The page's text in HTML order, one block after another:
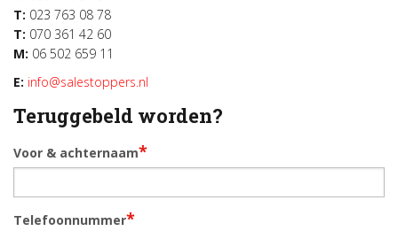
T: 023 763 08 78
T: 070 361 42 60
M: 06 502 659 11
E: info@salestoppers.nl
Teruggebeld worden?
Voor & achternaam*
Telefoonnummer*